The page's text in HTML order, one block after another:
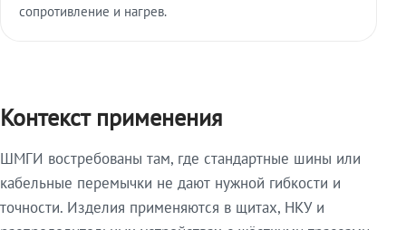
сопротивление и нагрев.
Контекст применения
ШМГИ востребованы там, где стандартные шины или
кабельные перемычки не дают нужной гибкости и
точности. Изделия применяются в щитах, НКУ и